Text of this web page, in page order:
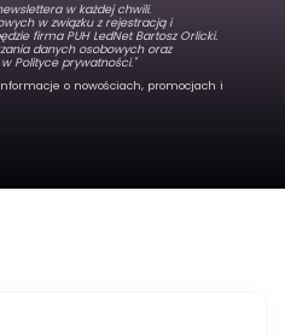
w każdej chwili.
w związku z rejestracją i
firma PUH LedNet Bartosz Orlicki.
danych osobowych oraz
Polityce prywatności."
o nowościach, promocjach i